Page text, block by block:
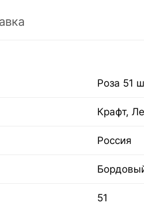
Роза 51
Крафт,
Россия
51